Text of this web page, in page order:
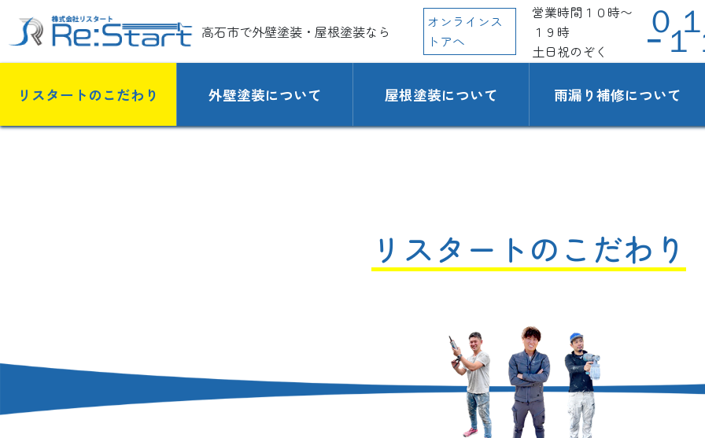
高石市で外壁塗装・屋根塗装なら
オンラインス
トアへ
営業時間１０時〜
１９時
土日祝のぞく
０
−１
リスタートのこだわり 外壁塗装について 屋根塗装について 雨漏り補修について
リスタートのこだわり